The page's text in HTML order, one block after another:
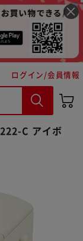
ログイン/会員情報
C アイボ